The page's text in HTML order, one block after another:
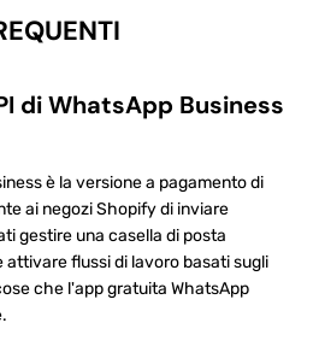
di WhatsApp Business
è la versione a pagamento di
ai negozi Shopify di inviare
gestire una casella di posta
attivare flussi di lavoro basati sugli
che l'app gratuita WhatsApp